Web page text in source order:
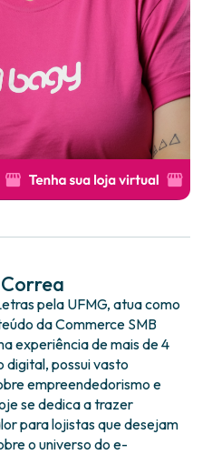
pela UFMG, atua como
da Commerce SMB
experiência de mais de 4
digital, possui vasto
empreendedorismo e
se dedica a trazer
para lojistas que desejam
o universo do e-